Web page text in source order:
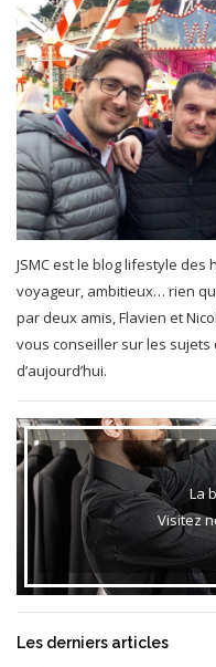
JSMC est le blog lifestyle
voyageur, ambitieux… rien
par deux amis, Flavien et
vous conseiller sur les sujets
d’aujourd’hui.
La
Visitez
Les derniers articles